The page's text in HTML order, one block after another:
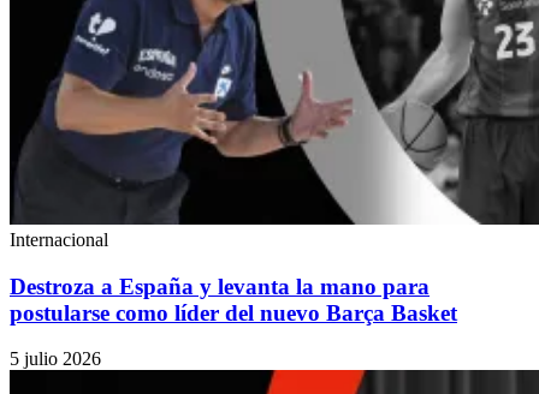
Internacional
Destroza a España y levanta la mano para
postularse como líder del nuevo Barça Basket
5 julio 2026